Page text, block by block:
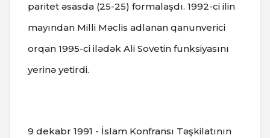
paritet əsasda (25-25) formalaşdı. 1992-ci ilin
mayından Milli Məclis adlanan qanunverici
orqan 1995-ci ilədək Ali Sovetin funksiyasını
yerinə yetirdi.
9 dekabr 1991 - İslam Konfransı Təşkilatının